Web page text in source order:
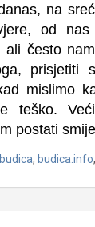
na
od nas
ali često
prisjetiti
mislimo
teško.
postati
budica, budica.info,